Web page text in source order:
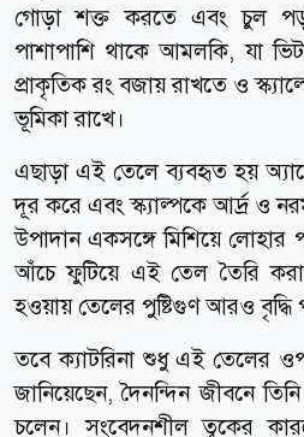
গোড়া শক্ত করতে এবং চুল
পাশাপাশি থাকে আমলকি, যা
প্রাকৃতিক রং বজায় রাখতে ও
ভূমিকা রাখে।
এছাড়া এই তেলে ব্যবহৃত হয়
দূর করে এবং স্ক্যাল্পকে আর্দ্র ও
উপাদান একসঙ্গে মিশিয়ে লোহার
আঁচে ফুটিয়ে এই তেল তৈরি করা
হওয়ায় তেলের পুষ্টিগুণ আরও বৃদ্ধি
তবে ক্যাটরিনা শুধু এই তেলের
জানিয়েছেন, দৈনন্দিন জীবনে
চলেন। সংবেদনশীল ত্বকের